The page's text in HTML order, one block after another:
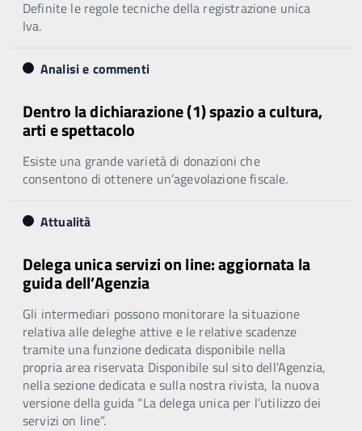
Definite le regole tecniche della registrazione unica
Iva.
Analisi e commenti
Dentro la dichiarazione (1) spazio a cultura,
arti e spettacolo
Esiste una grande varietà di donazioni che
consentono di ottenere un’agevolazione fiscale.
Attualità
Delega unica servizi on line: aggiornata la
guida dell’Agenzia
Gli intermediari possono monitorare la situazione
relativa alle deleghe attive e le relative scadenze
tramite una funzione dedicata disponibile nella
propria area riservata Disponibile sul sito dell’Agenzia,
nella sezione dedicata e sulla nostra rivista, la nuova
versione della guida “La delega unica per l’utilizzo dei
servizi on line”.